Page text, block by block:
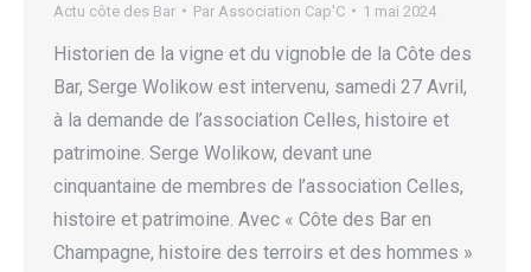
Actu côte des Bar Par Association Cap'C 1 mai 2024
Historien de la vigne et du vignoble de la Côte des
Bar, Serge Wolikow est intervenu, samedi 27 Avril,
à la demande de l’association Celles, histoire et
patrimoine. Serge Wolikow, devant une
cinquantaine de membres de l’association Celles,
histoire et patrimoine. Avec « Côte des Bar en
Champagne, histoire des terroirs et des hommes »